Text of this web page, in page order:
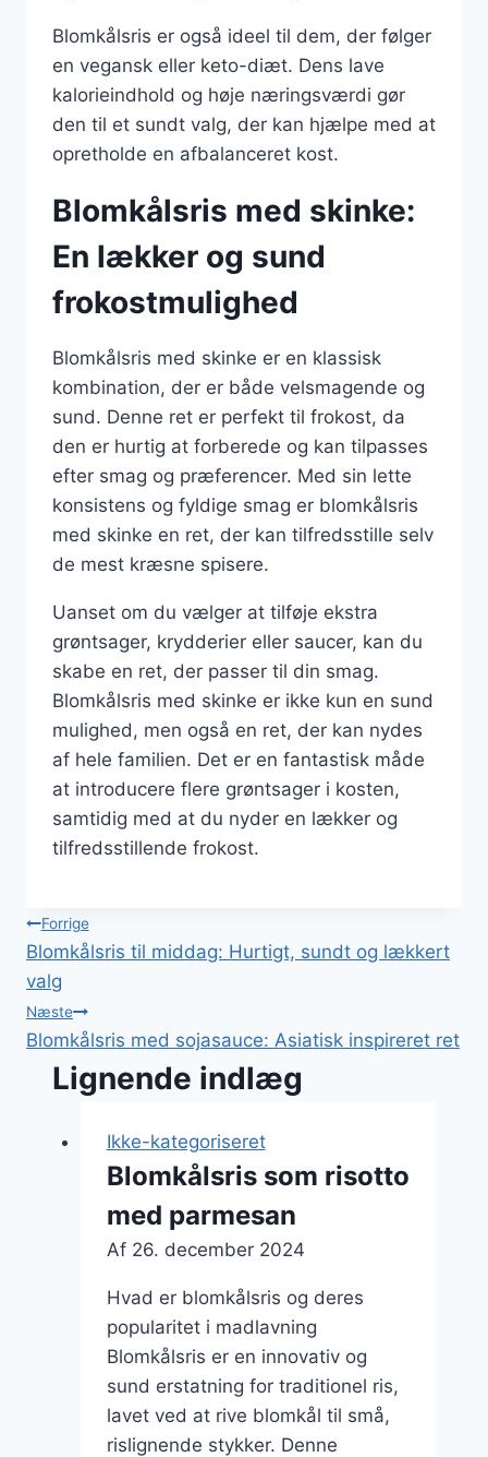
Blomkålsris er også ideel til dem, der følger
en vegansk eller keto-diæt. Dens lave
kalorieindhold og høje næringsværdi gør
den til et sundt valg, der kan hjælpe med at
opretholde en afbalanceret kost.
Blomkålsris med skinke:
En lækker og sund
frokostmulighed
Blomkålsris med skinke er en klassisk
kombination, der er både velsmagende og
sund. Denne ret er perfekt til frokost, da
den er hurtig at forberede og kan tilpasses
efter smag og præferencer. Med sin lette
konsistens og fyldige smag er blomkålsris
med skinke en ret, der kan tilfredsstille selv
de mest kræsne spisere.
Uanset om du vælger at tilføje ekstra
grøntsager, krydderier eller saucer, kan du
skabe en ret, der passer til din smag.
Blomkålsris med skinke er ikke kun en sund
mulighed, men også en ret, der kan nydes
af hele familien. Det er en fantastisk måde
at introducere flere grøntsager i kosten,
samtidig med at du nyder en lækker og
tilfredsstillende frokost.
Indlægsnavigation
Forrige
Blomkålsris til middag: Hurtigt, sundt og lækkert
valg
Næste
Blomkålsris med sojasauce: Asiatisk inspireret ret
Lignende indlæg
Ikke-kategoriseret
Blomkålsris som risotto
med parmesan
Af 26. december 2024
Hvad er blomkålsris og deres
popularitet i madlavning
Blomkålsris er en innovativ og
sund erstatning for traditionel ris,
lavet ved at rive blomkål til små,
rislignende stykker. Denne